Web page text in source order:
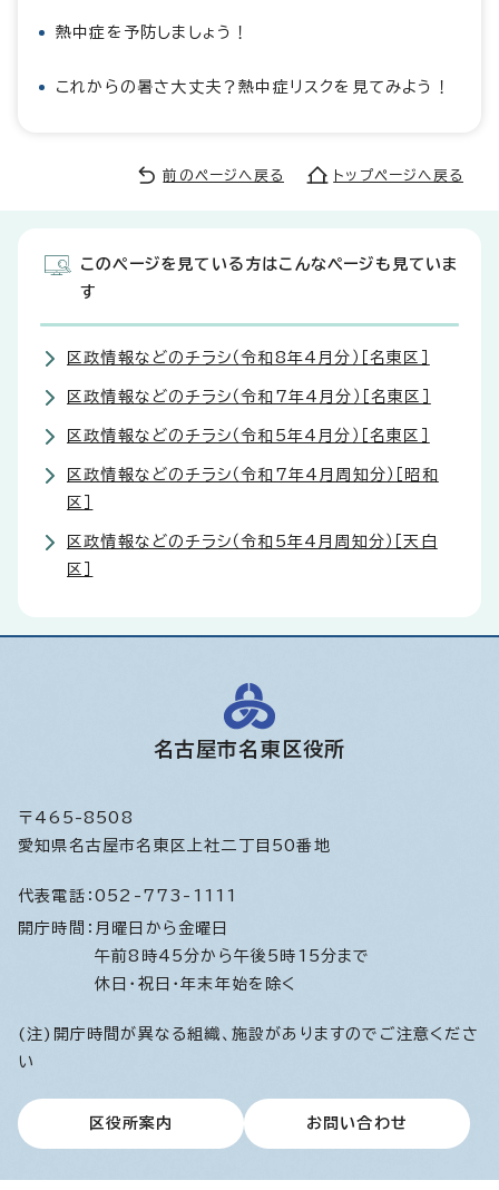
熱中症を予防しましょう！
これからの暑さ大丈夫？熱中症リスクを見てみよう！
前のページへ戻る トップページへ戻る
このページを見ている方はこんなページも見ていま
す
区政情報などのチラシ（令和8年4月分）［名東区］
区政情報などのチラシ（令和7年4月分）［名東区］
区政情報などのチラシ（令和5年4月分）［名東区］
区政情報などのチラシ（令和7年4月周知分）［昭和
区］
区政情報などのチラシ（令和5年4月周知分）［天白
区］
名古屋市名東区役所
〒465-8508
愛知県名古屋市名東区上社二丁目50番地
代表電話： 052-773-1111
開庁時間： 月曜日から金曜日
午前8時45分から午後5時15分まで
休日・祝日・年末年始を除く
(注)開庁時間が異なる組織、施設がありますのでご注意くださ
い
区役所案内 お問い合わせ